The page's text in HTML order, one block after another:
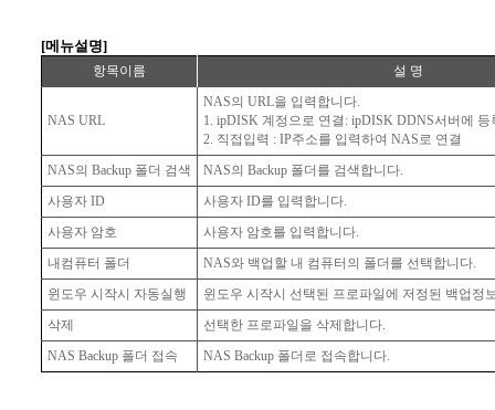
[메뉴설명]
항목이름 설 명
NAS URL
NAS의 URL을 입력합니다.
1. ipDISK 계정으로 연결: ipDISK DDNS서버에
2. 직접입력 : IP주소를 입력하여 NAS로 연결
NAS의 Backup 폴더 검색
NAS의 Backup 폴더를 검색합니다.
사용자 ID
사용자 ID를 입력합니다.
사용자 암호
사용자 암호를 입력합니다.
내컴퓨터 폴더
NAS와 백업할 내 컴퓨터의 폴더를 선택합니다.
윈도우 시작시 자동실행
윈도우 시작시 선택된 프로파일에 저정된 백업정
삭제
선택한 프로파일을 삭제합니다.
NAS Backup 폴더 접속
NAS Backup 폴더로 접속합니다.